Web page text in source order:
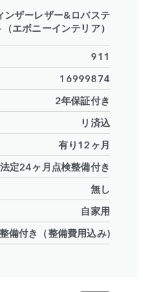
ンザーレザー&ロバステ
エボニーインテリア）
911
16999874
2年保証付き
リ済込
有り12ヶ月
法定24ヶ月点検整備付き
無し
自家用
整備付き（整備費用込み)